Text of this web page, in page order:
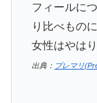
フィールに
り比べもの
女性はやは
出典： プレマリ